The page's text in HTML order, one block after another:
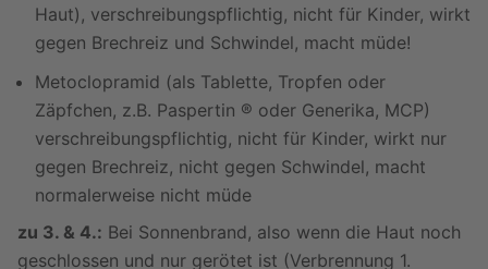
Haut), verschreibungspflichtig, nicht für Kinder, wirkt
gegen Brechreiz und Schwindel, macht müde!
Metoclopramid (als Tablette, Tropfen oder
Zäpfchen, z.B. Paspertin ® oder Generika, MCP)
verschreibungspflichtig, nicht für Kinder, wirkt nur
gegen Brechreiz, nicht gegen Schwindel, macht
normalerweise nicht müde
zu 3. & 4.: Bei Sonnenbrand, also wenn die Haut noch
geschlossen und nur gerötet ist (Verbrennung 1.